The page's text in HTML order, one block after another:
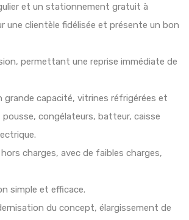
et un stationnement gratuit à
une clientèle fidélisée et présente un bon
permettant une reprise immédiate de
grande capacité, vitrines réfrigérées et
congélateurs, batteur, caisse
charges, avec de faibles charges,
simple et efficace.
du concept, élargissement de